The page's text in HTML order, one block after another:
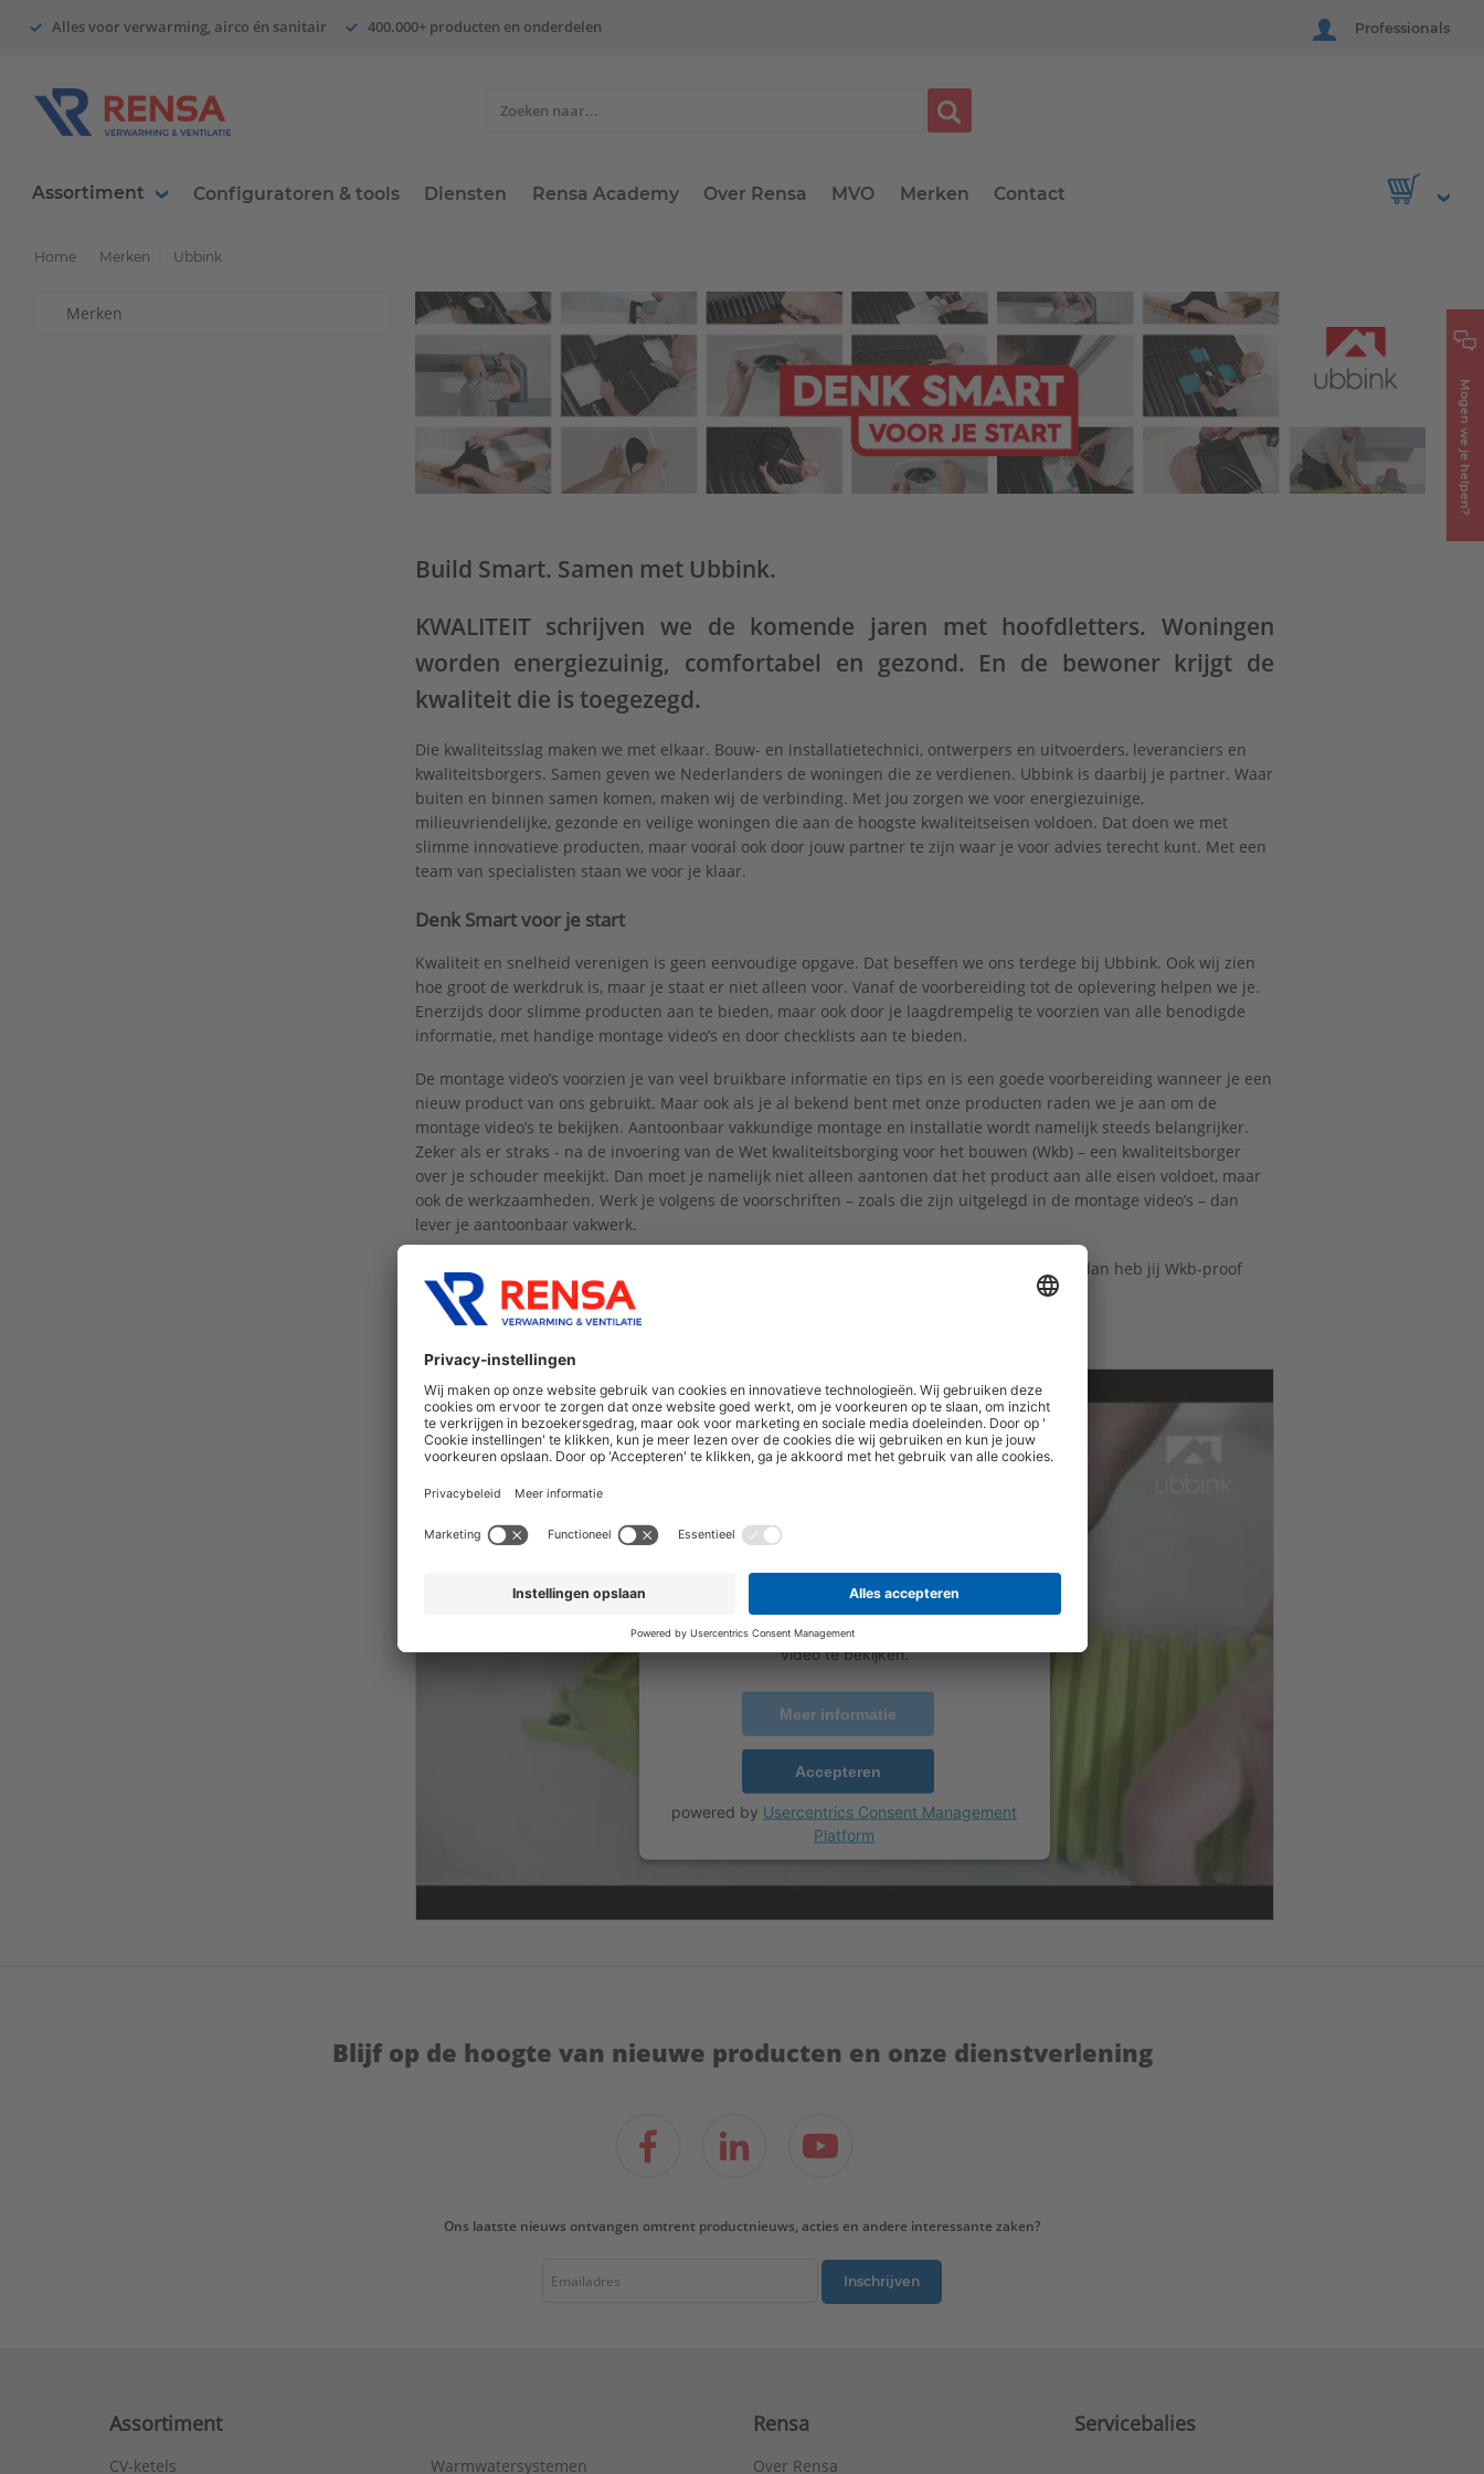
Alles voor verwarming, airco én sanitair 400.000+ producten en onderdelen Professionals
Assortiment Configuratoren & tools Diensten Rensa Academy Over Rensa MVO Merken Contact
Mogen we je helpen?
Home Merken Ubbink
Merken
Build Smart. Samen met Ubbink.
KWALITEIT schrijven we de komende jaren met hoofdletters. Woningen
worden energiezuinig, comfortabel en gezond. En de bewoner krijgt de
kwaliteit die is toegezegd.
Die kwaliteitsslag maken we met elkaar. Bouw- en installatietechnici, ontwerpers en uitvoerders, leveranciers en
kwaliteitsborgers. Samen geven we Nederlanders de woningen die ze verdienen. Ubbink is daarbij je partner. Waar
buiten en binnen samen komen, maken wij de verbinding. Met jou zorgen we voor energiezuinige,
milieuvriendelijke, gezonde en veilige woningen die aan de hoogste kwaliteitseisen voldoen. Dat doen we met
slimme innovatieve producten, maar vooral ook door jouw partner te zijn waar je voor advies terecht kunt. Met een
team van specialisten staan we voor je klaar.
Denk Smart voor je start
Kwaliteit en snelheid verenigen is geen eenvoudige opgave. Dat beseffen we ons terdege bij Ubbink. Ook wij zien
hoe groot de werkdruk is, maar je staat er niet alleen voor. Vanaf de voorbereiding tot de oplevering helpen we je.
Enerzijds door slimme producten aan te bieden, maar ook door je laagdrempelig te voorzien van alle benodigde
informatie, met handige montage video’s en door checklists aan te bieden.
De montage video’s voorzien je van veel bruikbare informatie en tips en is een goede voorbereiding wanneer je een
nieuw product van ons gebruikt. Maar ook als je al bekend bent met onze producten raden we je aan om de
montage video’s te bekijken. Aantoonbaar vakkundige montage en installatie wordt namelijk steeds belangrijker.
Zeker als er straks - na de invoering van de Wet kwaliteitsborging voor het bouwen (Wkb) – een kwaliteitsborger
over je schouder meekijkt. Dan moet je namelijk niet alleen aantonen dat het product aan alle eisen voldoet, maar
ook de werkzaamheden. Werk je volgens de voorschriften – zoals die zijn uitgelegd in de montage video’s – dan
lever je aantoonbaar vakwerk.
Een extra zekerheid zijn ook de checklists van Ubbink. Zijn alle werkzaamheden afgevinkt dan heb jij Wkb-proof
werk geleverd.
We hebben uw toestemming nodig
om video-inhoud in te sluiten die mogelijk
gegevens over uw activiteiten verzamelt. Bekijk
de details en accepteer de service om deze
video te bekijken.
Meer informatie
Accepteren
powered by Usercentrics Consent Management
Platform
Blijf op de hoogte van nieuwe producten en onze dienstverlening
Ons laatste nieuws ontvangen omtrent productnieuws, acties en andere interessante zaken?
Inschrijven
Assortiment
CV-ketels Warmwatersystemen
Rensa
Over Rensa
Servicebalies